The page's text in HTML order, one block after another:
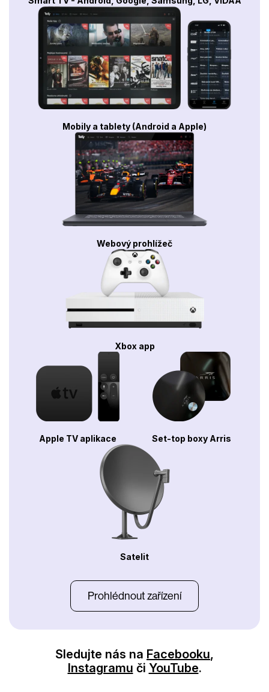
Mobily a tablety (Android a Apple)
Webový prohlížeč
Xbox app
Apple TV aplikace Set-top boxy Arris
Satelit
Prohlédnout zařízení
Sledujte nás na Facebooku,
Instagramu či YouTube.